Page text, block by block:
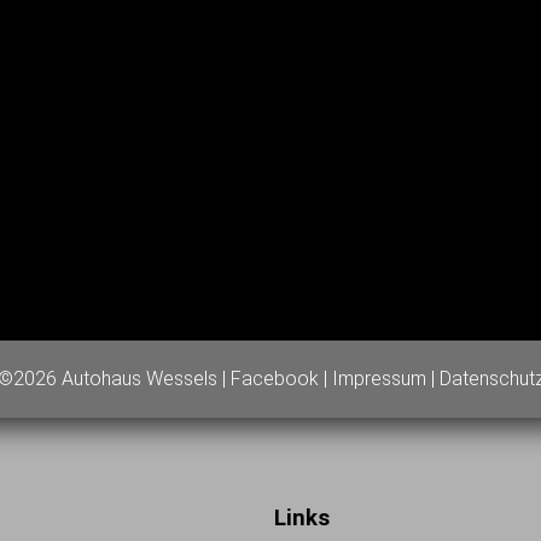
©2026 Autohaus Wessels | Facebook| Impressum
Links